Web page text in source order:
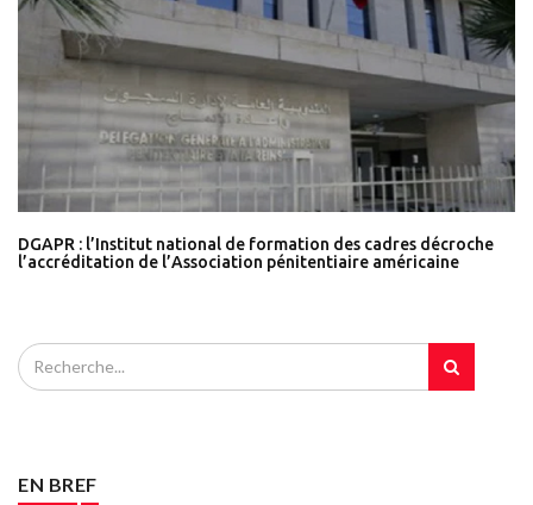
DGAPR : l’Institut national de formation des cadres décroche
l’accréditation de l’Association pénitentiaire américaine
EN BREF